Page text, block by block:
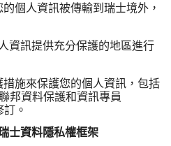
個人​資訊​被​傳輸到​瑞士​境外，​
資訊​提供​充分​保護​的​地區​進行​
施來​保護​您​的​個人​資訊，​包括​
邦​資料​保護​和​資訊​專員​
。
士​資料​隱私權​框​架